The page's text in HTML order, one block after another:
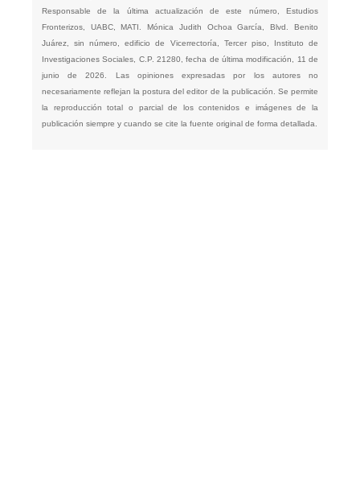
Responsable de la última actualización de este número, Estudios
Fronterizos, UABC, MATI. Mónica Judith Ochoa García, Blvd. Benito
Juárez, sin número, edificio de Vicerrectoría, Tercer piso, Instituto de
Investigaciones Sociales, C.P. 21280, fecha de última modificación, 11 de
junio de 2026. Las opiniones expresadas por los autores no
necesariamente reflejan la postura del editor de la publicación. Se permite
la reproducción total o parcial de los contenidos e imágenes de la
publicación siempre y cuando se cite la fuente original de forma detallada.